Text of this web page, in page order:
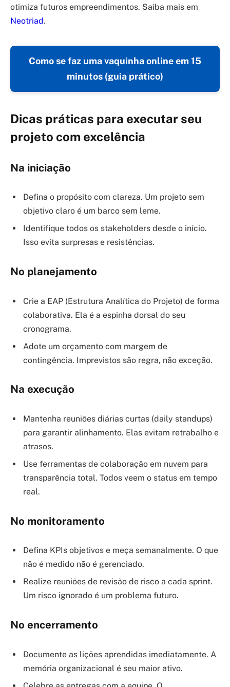
otimiza futuros empreendimentos. Saiba mais em
Neotriad.
Como se faz uma vaquinha online em 15
minutos (guia prático)
Dicas práticas para executar seu
projeto com excelência
Na iniciação
Defina o propósito com clareza. Um projeto sem
objetivo claro é um barco sem leme.
Identifique todos os stakeholders desde o início.
Isso evita surpresas e resistências.
No planejamento
Crie a EAP (Estrutura Analítica do Projeto) de forma
colaborativa. Ela é a espinha dorsal do seu
cronograma.
Adote um orçamento com margem de
contingência. Imprevistos são regra, não exceção.
Na execução
Mantenha reuniões diárias curtas (daily standups)
para garantir alinhamento. Elas evitam retrabalho e
atrasos.
Use ferramentas de colaboração em nuvem para
transparência total. Todos veem o status em tempo
real.
No monitoramento
Defina KPIs objetivos e meça semanalmente. O que
não é medido não é gerenciado.
Realize reuniões de revisão de risco a cada sprint.
Um risco ignorado é um problema futuro.
No encerramento
Documente as lições aprendidas imediatamente. A
memória organizacional é seu maior ativo.